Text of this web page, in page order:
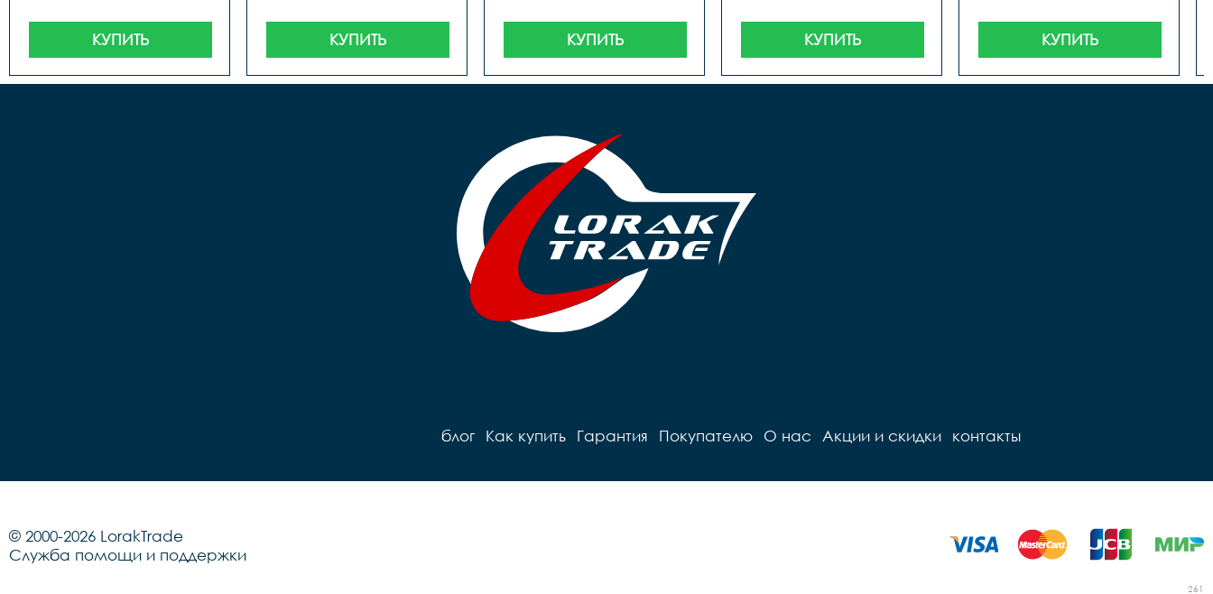
КУПИТЬ КУПИТЬ КУПИТЬ КУПИТЬ КУПИТЬ
блог Как купить Гарантия Покупателю О нас Акции и скидки контакты
© 2000-2026 LorakTrade
Служба помощи и поддержки
261